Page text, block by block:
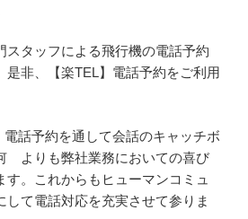
タッフによる飛行機の電話予約
是非、【楽TEL】電話予約をご利用
話予約を通して会話のキャッチボ
よりも弊社業務においての喜び
す。これからもヒューマンコミュ
して電話対応を充実させて参りま